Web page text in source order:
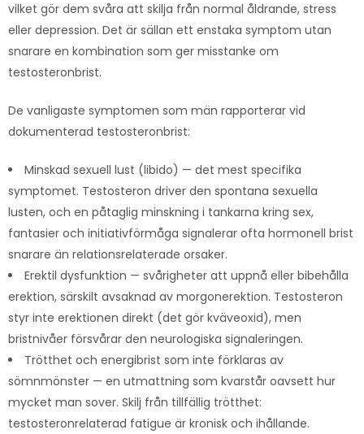
vilket gör dem svåra att skilja från normal åldrande, stress
eller depression. Det är sällan ett enstaka symptom utan
snarare en kombination som ger misstanke om
testosteronbrist.
De vanligaste symptomen som män rapporterar vid
dokumenterad testosteronbrist:
Minskad sexuell lust (libido) — det mest specifika
symptomet. Testosteron driver den spontana sexuella
lusten, och en påtaglig minskning i tankarna kring sex,
fantasier och initiativförmåga signalerar ofta hormonell brist
snarare än relationsrelaterade orsaker.
Erektil dysfunktion — svårigheter att uppnå eller bibehålla
erektion, särskilt avsaknad av morgonerektion. Testosteron
styr inte erektionen direkt (det gör kväveoxid), men
bristnivåer försvårar den neurologiska signaleringen.
Trötthet och energibrist som inte förklaras av
sömnmönster — en utmattning som kvarstår oavsett hur
mycket man sover. Skilj från tillfällig trötthet:
testosteronrelaterad fatigue är kronisk och ihållande.